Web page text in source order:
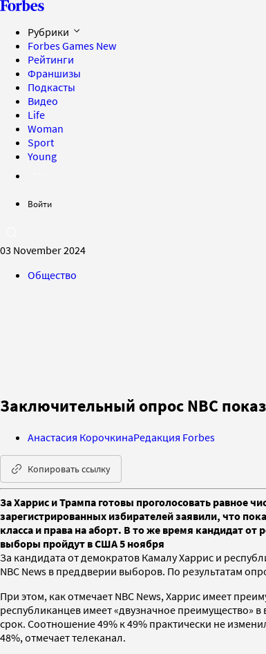
Рубрики
Forbes Games New
Рейтинги
Франшизы
Подкасты
Видео
Life
Woman
Sport
Young
Войти
03 November 2024
Общество
Заключительный опрос NBC
Анастасия КорочкинаРедакция Forbes
Копировать ссылку
За Харрис и Трампа готовы проголосовать равное
зарегистрированных избирателей заявили, что
класса и права на аборт. В то же время кандидат
выборы пройдут в США 5 ноября
За кандидата от демократов Камалу Харрис и
NBC News в преддверии выборов. По результатам
При этом, как отмечает NBC News, Харрис имеет
республиканцев имеет «двузначное преимущество»
срок. Соотношение 49% к 49% практически не
48%, отмечает телеканал.